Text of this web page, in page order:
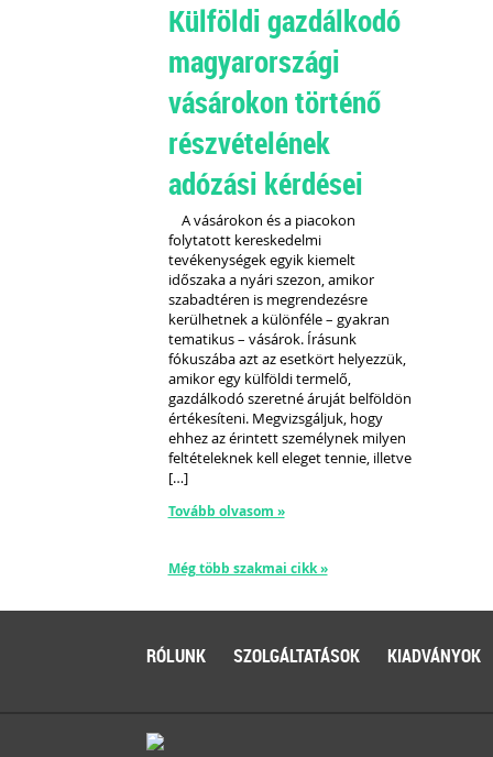
Külföldi gazdálkodó
magyarországi
vásárokon történő
részvételének
adózási kérdései
A vásárokon és a piacokon
folytatott kereskedelmi
tevékenységek egyik kiemelt
időszaka a nyári szezon, amikor
szabadtéren is megrendezésre
kerülhetnek a különféle – gyakran
tematikus – vásárok. Írásunk
fókuszába azt az esetkört helyezzük,
amikor egy külföldi termelő,
gazdálkodó szeretné áruját belföldön
értékesíteni. Megvizsgáljuk, hogy
ehhez az érintett személynek milyen
feltételeknek kell eleget tennie, illetve
[…]
Tovább olvasom »
Még több szakmai cikk »
RÓLUNK SZOLGÁLTATÁSOK KIADVÁNYOK